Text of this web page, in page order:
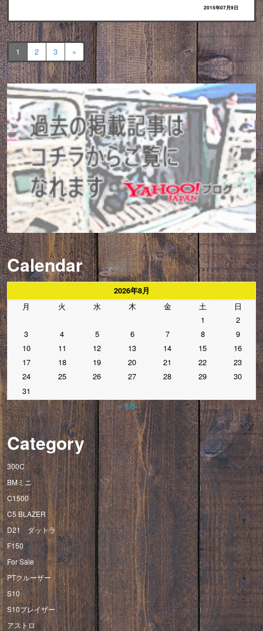
2015年07月9日
1 2 3 »
Calendar
2026年8月
月 火 水 木 金 土
日
1
2
3
4 5 6 7 8
9
10
11 12 13 14 15
16
17
18 19 20 21 22
23
24
25 26 27 28 29
30
31
« 6月
Category
300C
BMミニ
C1500
C5 BLAZER
D21 ダットラ
F150
For Sale
PTクルーザー
S10
S10ブレイザー
アストロ